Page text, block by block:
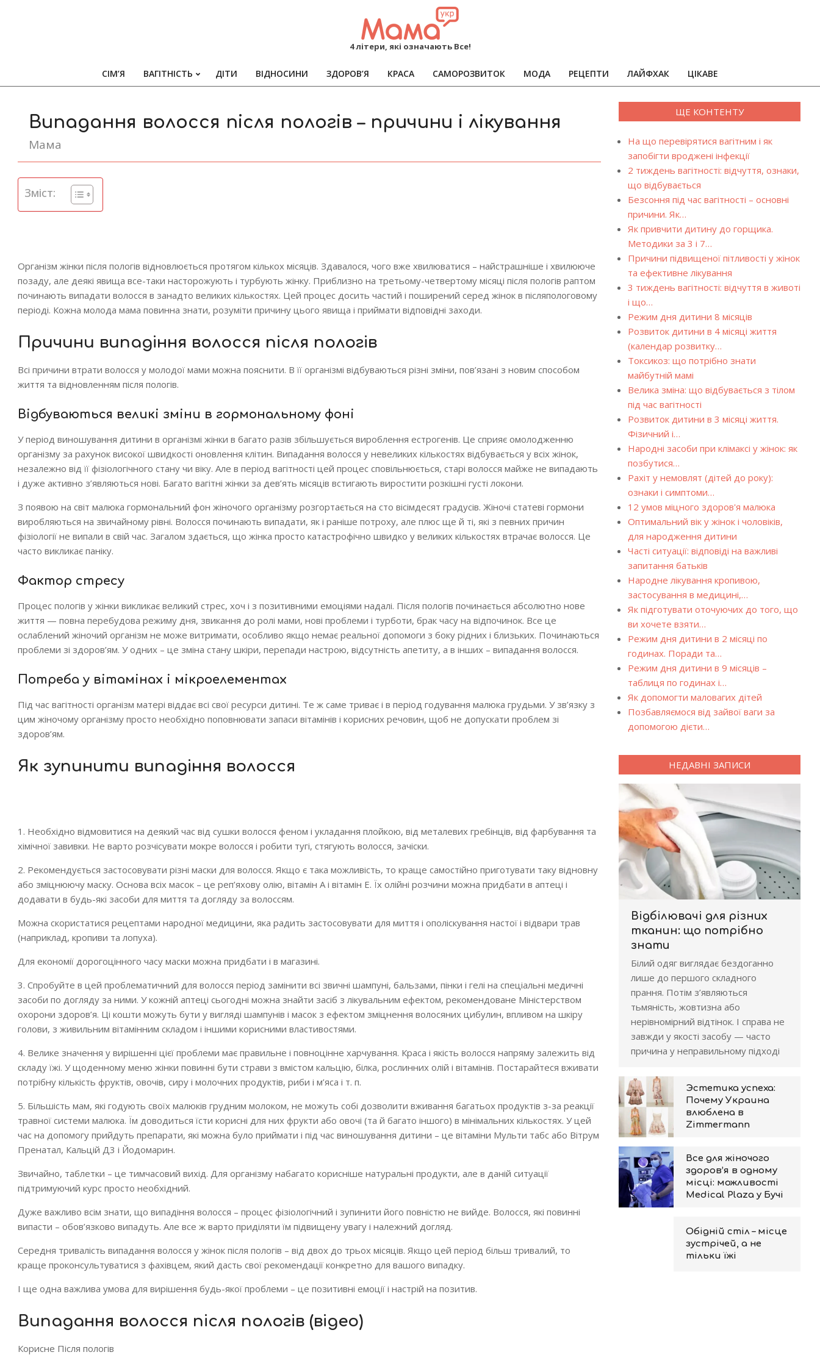
MAMA
4 літери, які означають Все!
Primary
СІМ’Я ВАГІТНІСТЬ ДІТИ ВІДНОСИНИ ЗДОРОВ’Я КРАСА САМОРОЗВИТОК МОДА РЕЦЕПТИ ЛАЙФХАК ЦІКАВЕ
Випадання волосся після пологів – причини і лікування
Мама
Зміст:
Організм жінки після пологів відновлюється протягом кількох місяців. Здавалося, чого вже хвилюватися – найстрашніше і хвилююче
позаду, але деякі явища все-таки насторожують і турбують жінку. Приблизно на третьому-четвертому місяці після пологів раптом
починають випадати волосся в занадто великих кількостях. Цей процес досить частий і поширений серед жінок в післяпологовому
періоді. Кожна молода мама повинна знати, розуміти причину цього явища і приймати відповідні заходи.
Причини випадіння волосся після пологів
Всі причини втрати волосся у молодої мами можна пояснити. В її організмі відбуваються різні зміни, пов’язані з новим способом
життя та відновленням після пологів.
Відбуваються великі зміни в гормональному фоні
У період виношування дитини в організмі жінки в багато разів збільшується вироблення естрогенів. Це сприяє омолодженню
організму за рахунок високої швидкості оновлення клітин. Випадання волосся у невеликих кількостях відбувається у всіх жінок,
незалежно від її фізіологічного стану чи віку. Але в період вагітності цей процес сповільнюється, старі волосся майже не випадають
і дуже активно з’являються нові. Багато вагітні жінки за дев’ять місяців встигають виростити розкішні густі локони.
З появою на світ малюка гормональний фон жіночого організму розгортається на сто вісімдесят градусів. Жіночі статеві гормони
виробляються на звичайному рівні. Волосся починають випадати, як і раніше потроху, але плюс ще й ті, які з певних причин
фізіології не випали в свій час. Загалом здається, що жінка просто катастрофічно швидко у великих кількостях втрачає волосся. Це
часто викликає паніку.
Фактор стресу
Процес пологів у жінки викликає великий стрес, хоч і з позитивними емоціями надалі. Після пологів починається абсолютно нове
життя — повна перебудова режиму дня, звикання до ролі мами, нові проблеми і турботи, брак часу на відпочинок. Все це
ослаблений жіночий організм не може витримати, особливо якщо немає реальної допомоги з боку рідних і близьких. Починаються
проблеми зі здоров’ям. У одних – це зміна стану шкіри, перепади настрою, відсутність апетиту, а в інших – випадання волосся.
Потреба у вітамінах і мікроелементах
Під час вагітності організм матері віддає всі свої ресурси дитині. Те ж саме триває і в період годування малюка грудьми. У зв’язку з
цим жіночому організму просто необхідно поповнювати запаси вітамінів і корисних речовин, щоб не допускати проблем зі
здоров’ям.
Як зупинити випадіння волосся
1. Необхідно відмовитися на деякий час від сушки волосся феном і укладання плойкою, від металевих гребінців, від фарбування та
хімічної завивки. Не варто розчісувати мокре волосся і робити тугі, стягують волосся, зачіски.
2. Рекомендується застосовувати різні маски для волосся. Якщо є така можливість, то краще самостійно приготувати таку відновну
або зміцнюючу маску. Основа всіх масок – це реп’яхову олію, вітамін А і вітамін Е. Їх олійні розчини можна придбати в аптеці і
додавати в будь-які засоби для миття та догляду за волоссям.
Можна скористатися рецептами народної медицини, яка радить застосовувати для миття і ополіскування настої і відвари трав
(наприклад, кропиви та лопуха).
Для економії дорогоцінного часу маски можна придбати і в магазині.
3. Спробуйте в цей проблематичний для волосся період замінити всі звичні шампуні, бальзами, пінки і гелі на спеціальні медичні
засоби по догляду за ними. У кожній аптеці сьогодні можна знайти засіб з лікувальним ефектом, рекомендоване Міністерством
охорони здоров’я. Ці кошти можуть бути у вигляді шампунів і масок з ефектом зміцнення волосяних цибулин, впливом на шкіру
голови, з живильним вітамінним складом і іншими корисними властивостями.
4. Велике значення у вирішенні цієї проблеми має правильне і повноцінне харчування. Краса і якість волосся напряму залежить від
складу їжі. У щоденному меню жінки повинні бути страви з вмістом кальцію, білка, рослинних олій і вітамінів. Постарайтеся вживати
потрібну кількість фруктів, овочів, сиру і молочних продуктів, риби і м’яса і т. п.
5. Більшість мам, які годують своїх малюків грудним молоком, не можуть собі дозволити вживання багатьох продуктів з-за реакції
травної системи малюка. Їм доводиться їсти корисні для них фрукти або овочі (та й багато іншого) в мінімальних кількостях. У цей
час на допомогу прийдуть препарати, які можна було приймати і під час виношування дитини – це вітаміни Мульти табс або Вітрум
Пренатал, Кальцій Д3 і Йодомарин.
Звичайно, таблетки – це тимчасовий вихід. Для організму набагато корисніше натуральні продукти, але в даній ситуації
підтримуючий курс просто необхідний.
Дуже важливо всім знати, що випадіння волосся – процес фізіологічний і зупинити його повністю не вийде. Волосся, які повинні
випасти – обов’язково випадуть. Але все ж варто приділяти їм підвищену увагу і належний догляд.
Середня тривалість випадання волосся у жінок після пологів – від двох до трьох місяців. Якщо цей період більш тривалий, то
краще проконсультуватися з фахівцем, який дасть свої рекомендації конкретно для вашого випадку.
І ще одна важлива умова для вирішення будь-якої проблеми – це позитивні емоції і настрій на позитив.
Випадання волосся після пологів (відео)
Корисне Після пологів
ЩЕ КОНТЕНТУ
На що перевірятися вагітним і як
запобігти вроджені інфекції
2 тиждень вагітності: відчуття, ознаки,
що відбувається
Безсоння під час вагітності – основні
причини. Як…
Як привчити дитину до горщика.
Методики за 3 і 7…
Причини підвищеної пітливості у жінок
та ефективне лікування
3 тиждень вагітності: відчуття в животі
і що…
Режим дня дитини 8 місяців
Розвиток дитини в 4 місяці життя
(календар розвитку…
Токсикоз: що потрібно знати
майбутній мамі
Велика зміна: що відбувається з тілом
під час вагітності
Розвиток дитини в 3 місяці життя.
Фізичний і…
Народні засоби при клімаксі у жінок: як
позбутися…
Рахіт у немовлят (дітей до року):
ознаки і симптоми…
12 умов міцного здоров'я малюка
Оптимальний вік у жінок і чоловіків,
для народження дитини
Часті ситуації: відповіді на важливі
запитання батьків
Народне лікування кропивою,
застосування в медицині,…
Як підготувати оточуючих до того, що
ви хочете взяти…
Режим дня дитини в 2 місяці по
годинах. Поради та…
Режим дня дитини в 9 місяців –
таблиця по годинах і…
Як допомогти маловагих дітей
Позбавляємося від зайвої ваги за
допомогою дієти…
НЕДАВНІ ЗАПИСИ
Відбілювачі для різних
тканин: що потрібно
знати
Білий одяг виглядає бездоганно
лише до першого складного
прання. Потім з’являються
тьмяність, жовтизна або
нерівномірний відтінок. І справа не
завжди у якості засобу — часто
причина у неправильному підході
Эстетика успеха:
Почему Украина
влюблена в
Zimmermann
Все для жіночого
здоров’я в одному
місці: можливості
Medical Plaza у Бучі
Обідній стіл – місце
зустрічей, а не
тільки їжі